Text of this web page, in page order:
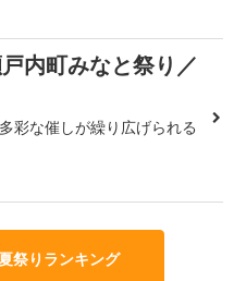
内町みなと祭り／
彩な催しが繰り広げられる
祭りランキング